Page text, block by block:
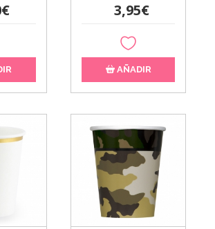
3,95€
AÑADIR